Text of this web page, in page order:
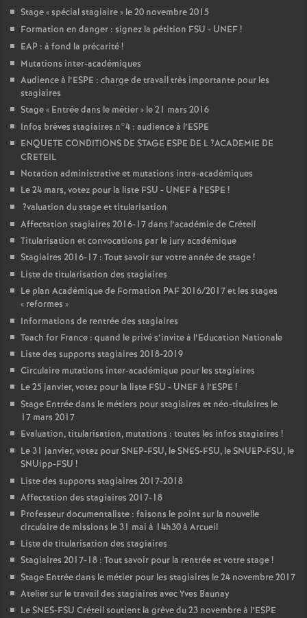
Stage «spécial stagiaire» le 20 novembre 2015
Formation en danger : signez la pétition FSU - UNEF!
EAP : à fond la précarité!
Mutations inter-académiques
Audience à l’ESPE : charge de travail très importante pour les
stagiaires
Stage « Entrée dans le métier» le 21 mars 2016
Infos brèves stagiaires n°4 : audience à l’ESPE
ENQUETE CONDITIONS DE STAGE ESPE DE L?ACADEMIE DE
CRETEIL
Notation administrative et mutations intra-académiques
Le 24 mars, votez pour la liste FSU - UNEFà l’ESPE !
?valuation du stage et titularisation
Affectation stagiaires 2016-17 dans l’académie de Créteil
Titularisation et convocations par le jury académique
Stagiaires 2016-17 : Tout savoir sur votre année de stage!
Liste de titularisation des stagiaires
Le plan Académique de Formation PAF2016/2017 et les stages
« reformes »
Informations de rentrée des stagiaires
Teach for France : quand le privé s’invite à l’Education Nationale
Liste des supports stagiaires 2018-2019
Circulaire mutations inter-académique pour les stagiaires
Le 25 janvier, votez pour la liste FSU - UNEFà l’ESPE !
Stage Entrée dans le métiers pour stagiaires et néo-titulaires le
17 mars 2017
Evaluation, titularisation, mutations : toutes les infos stagiaires !
Le 31 janvier, votez pourSNEP-FSU, leSNES-FSU, leSNUEP-FSU, le
SNUipp-FSU !
Liste des supports stagiaires 2017-2018
Affectation des stagiaires 2017-18
Professeur documentaliste : faisons le point sur la nouvelle
circulaire de missions le 31 mai à 14h30 à Arcueil
Liste de titularisation des stagiaires
Stagiaires 2017-18 : Tout savoir pour la rentrée et votre stage!
Stage Entrée dans le métier pour les stagiaires le 24 novembre 2017
Atelier sur le travail des stagiaires avec Yves Baunay
LeSNES-FSU Créteil soutient la grève du 23 novembre à l’ESPE